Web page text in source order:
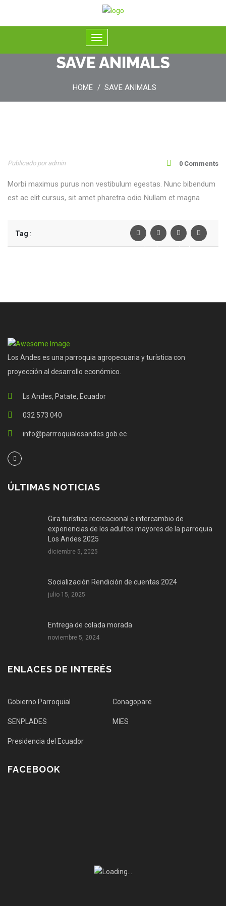
SAVE ANIMALS
HOME SAVE ANIMALS
30
Abr
Publicado por admin 0 Comments
Morbi maximus purus non vestibulum egestas. Nunc bibendum
est ac elit cursus, sit amet pharetra odio Nullam et magna
Tag :
FacebookTwiter LinkedinPinterest
Los Andes es una parroquia agropecuaria y turística con
proyección al desarrollo económico.
Ls Andes, Patate, Ecuador
032 573 040
info@parrroquialosandes.gob.ec
ÚLTIMAS NOTICIAS
Gira turística recreacional e intercambio de
experiencias de los adultos mayores de la parroquia
Los Andes 2025
diciembre 5, 2025
Socialización Rendición de cuentas 2024
julio 15, 2025
Entrega de colada morada
noviembre 5, 2024
ENLACES DE INTERÉS
Gobierno Parroquial Conagopare
SENPLADES MIES
Presidencia del Ecuador
FACEBOOK